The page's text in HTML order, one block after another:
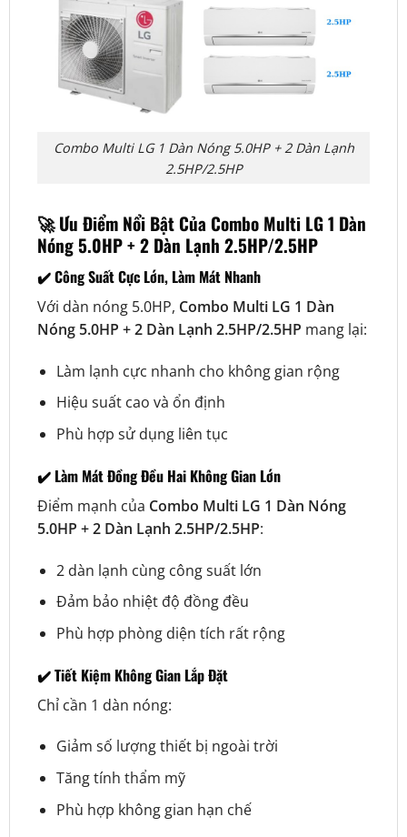
Combo Multi LG 1 Dàn Nóng 5.0HP + 2 Dàn Lạnh
2.5HP/2.5HP
🚀 Ưu Điểm Nổi Bật Của Combo Multi LG 1 Dàn
Nóng 5.0HP + 2 Dàn Lạnh 2.5HP/2.5HP
✔️ Công Suất Cực Lớn, Làm Mát Nhanh
Với dàn nóng 5.0HP, Combo Multi LG 1 Dàn
Nóng 5.0HP + 2 Dàn Lạnh 2.5HP/2.5HP mang lại:
Làm lạnh cực nhanh cho không gian rộng
Hiệu suất cao và ổn định
Phù hợp sử dụng liên tục
✔️ Làm Mát Đồng Đều Hai Không Gian Lớn
Điểm mạnh của Combo Multi LG 1 Dàn Nóng
5.0HP + 2 Dàn Lạnh 2.5HP/2.5HP:
2 dàn lạnh cùng công suất lớn
Đảm bảo nhiệt độ đồng đều
Phù hợp phòng diện tích rất rộng
✔️ Tiết Kiệm Không Gian Lắp Đặt
Chỉ cần 1 dàn nóng:
Giảm số lượng thiết bị ngoài trời
Tăng tính thẩm mỹ
Phù hợp không gian hạn chế